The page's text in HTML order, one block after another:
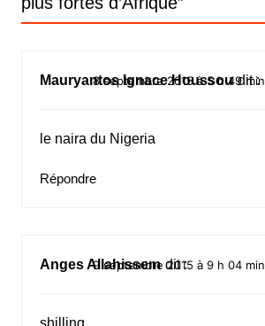
Mauryantos Ignace Houssou dit :
8 septembre 2015 à 5 h 49 min
le naira du Nigeria
Répondre
Anges Allahissem dit :
9 septembre 2015 à 9 h 04 min
shilling